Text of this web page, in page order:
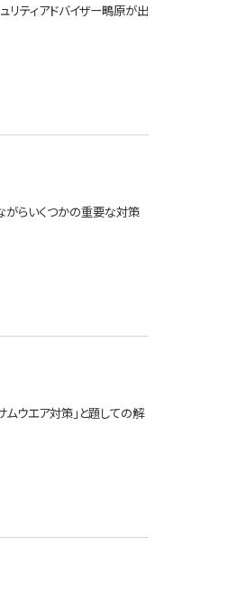
リティアドバイザー鴫原が出
がらいくつかの重要な対策
ムウエア対策」と題しての解